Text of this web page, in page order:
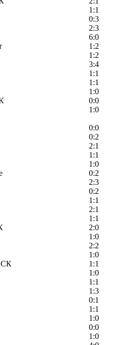
1:1
0:3
2:3
6:0
1:2
1:2
3:4
1:1
1:1
1:0
0:0
1:0
0:0
0:2
2:1
1:1
1:0
0:2
2:3
0:2
1:1
2:1
1:1
2:0
1:0
2:2
1:0
СК
1:1
1:0
1:1
1:3
0:1
1:1
1:0
0:0
1:0